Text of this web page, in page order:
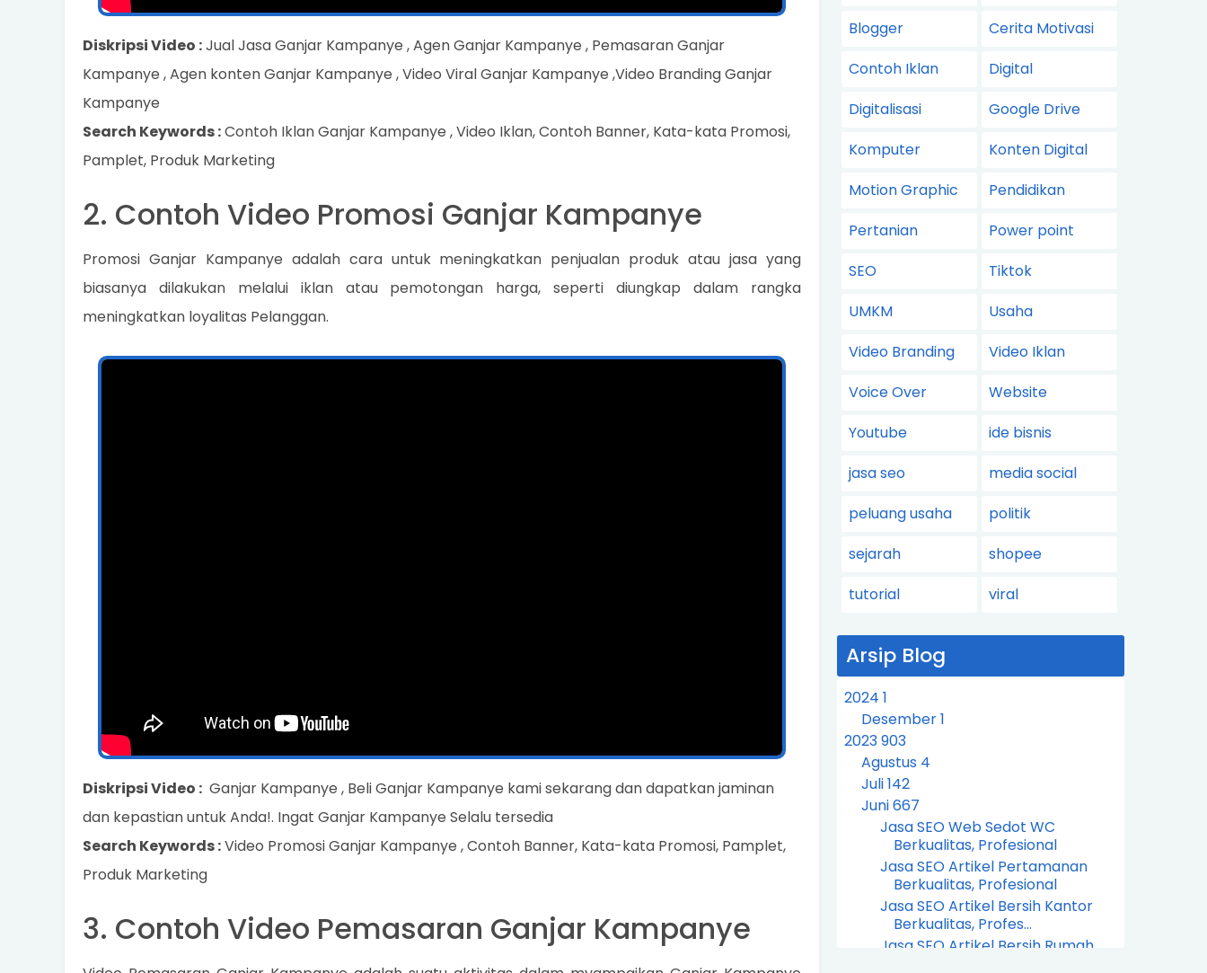
Diskripsi Video :Jual Jasa Ganjar Kampanye , Agen Ganjar Kampanye , Pemasaran Ganjar
Kampanye , Agen konten Ganjar Kampanye , Video Viral Ganjar Kampanye ,Video Branding Ganjar
Kampanye
Search Keywords :Contoh Iklan Ganjar Kampanye , Video Iklan, Contoh Banner, Kata-kata Promosi,
Pamplet, Produk Marketing
2. Contoh Video Promosi Ganjar Kampanye
Promosi Ganjar Kampanye adalah cara untuk meningkatkan penjualan produk atau jasa yang
biasanya dilakukan melalui iklan atau pemotongan harga, seperti diungkap dalam rangka
meningkatkan loyalitas Pelanggan.
Diskripsi Video : Ganjar Kampanye , Beli Ganjar Kampanye kami sekarang dan dapatkan jaminan
dan kepastian untuk Anda!. Ingat Ganjar Kampanye Selalu tersedia
Search Keywords :Video Promosi Ganjar Kampanye , Contoh Banner, Kata-kata Promosi, Pamplet,
Produk Marketing
3. Contoh Video Pemasaran Ganjar Kampanye
Blogger
Cerita Motivasi
Contoh Iklan
Digital
Digitalisasi
Google Drive
Komputer
Konten Digital
Motion Graphic
Pendidikan
Pertanian
Power point
SEO
Tiktok
UMKM
Usaha
Video Branding
Video Iklan
Voice Over
Website
Youtube
ide bisnis
jasa seo
media social
peluang usaha
politik
sejarah
shopee
tutorial
viral
Arsip Blog
2024 1
Desember1
2023903
Agustus 4
Juli142
Juni667
Jasa SEO Web Sedot WC
Berkualitas, Profesional
Jasa SEO Artikel Pertamanan
Berkualitas, Profesional
Jasa SEO Artikel Bersih Kantor
Berkualitas, Profes...
Jasa SEO Artikel Bersih Rumah